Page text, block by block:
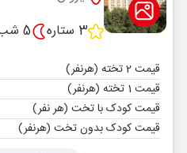
3 ستاره
5 شب
قیمت 2 تخته (هرنفر)
قیمت 1 تخته (هرنفر)
قیمت کودک با تخت (هر نفر)
قیمت کودک بدون تخت (هرنفر)